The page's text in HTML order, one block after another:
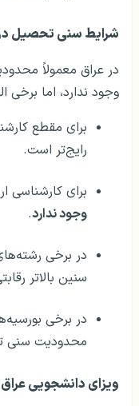
شرایط سنی تحصیل
در عراق معمولاً
وجود ندارد، اما برخی
برای مقطع
رایج‌تر است.
برای کارشناسی
وجود ندارد.
در برخی
سنین بالاتر
در برخی
محدودیت سنی
ویزای دانشجویی عراق